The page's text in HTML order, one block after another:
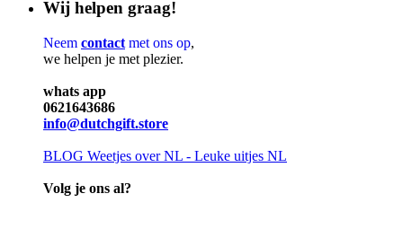
Wij helpen graag!
Neem contact met ons op,
we helpen je met plezier.
whats app
0621643686
info@dutchgift.store
BLOG Weetjes over NL - Leuke uitjes NL
Volg je ons al?